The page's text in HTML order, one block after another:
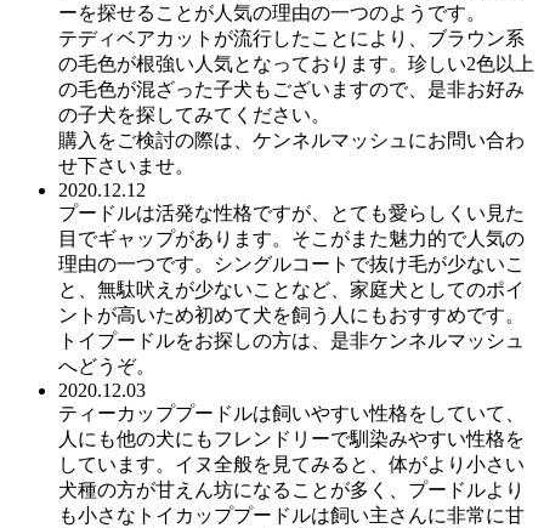
ーを探せることが人気の理由の一つのようです。
テディベアカットが流行したことにより、ブラウン系
の毛色が根強い人気となっております。珍しい2色以上
の毛色が混ざった子犬もございますので、是非お好み
の子犬を探してみてください。
購入をご検討の際は、ケンネルマッシュにお問い合わ
せ下さいませ。
2020.12.12
プードルは活発な性格ですが、とても愛らしくい見た
目でギャップがあります。そこがまた魅力的で人気の
理由の一つです。シングルコートで抜け毛が少ないこ
と、無駄吠えが少ないことなど、家庭犬としてのポイ
ントが高いため初めて犬を飼う人にもおすすめです。
トイプードルをお探しの方は、是非ケンネルマッシュ
へどうぞ。
2020.12.03
ティーカッププードルは飼いやすい性格をしていて、
人にも他の犬にもフレンドリーで馴染みやすい性格を
しています。イヌ全般を見てみると、体がより小さい
犬種の方が甘えん坊になることが多く、プードルより
も小さなトイカッププードルは飼い主さんに非常に甘